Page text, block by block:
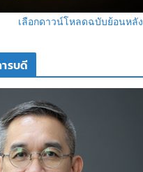
เลือกดาวน์โหลดฉบับย้อนหลัง
รบดี